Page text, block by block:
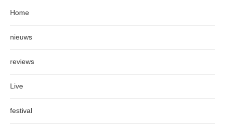
Home
nieuws
reviews
Live
festival